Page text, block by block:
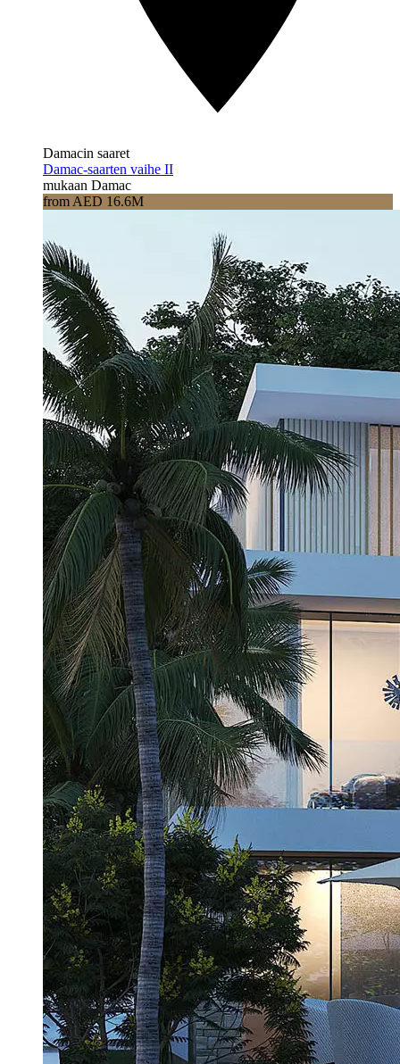
Damacin saaret
Damac-saarten vaihe II
mukaan Damac
from AED 16.6M